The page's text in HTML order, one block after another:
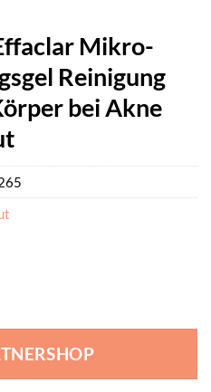
Mikro-
Reinigung
bei Akne